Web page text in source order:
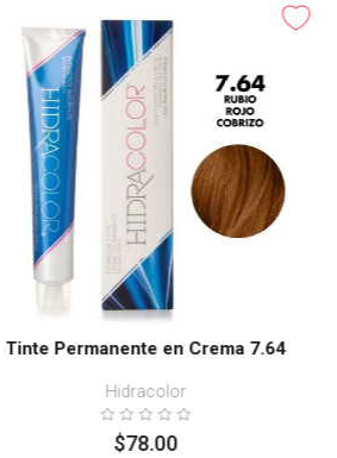
Tinte Permanente en Crema 7.64
Hidracolor
$78.00